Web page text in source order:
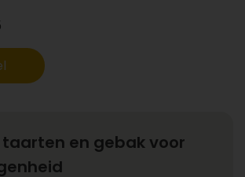
en gebak voor